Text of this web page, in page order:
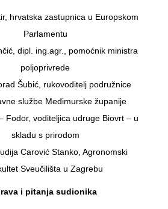
hrvatska zastupnica u Europskom
Parlamentu
dipl. ing.agr., pomoćnik ministra
poljoprivrede
Šubić, rukovoditelj podružnice
službe Međimurske županije
Fodor, voditeljica udruge Biovrt – u
skladu s prirodom
Carović Stanko, Agronomski
Sveučilišta u Zagrebu
i pitanja sudionika